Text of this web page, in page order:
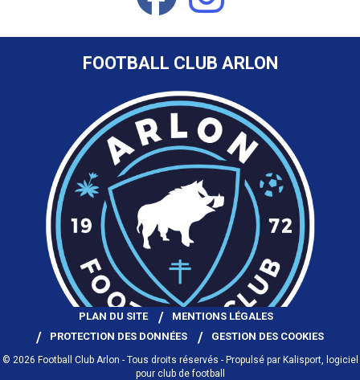
FOOTBALL CLUB ARLON
PLAN DU SITE
MENTIONS LÉGALES
PROTECTION DES DONNÉES
GESTION DES COOKIES
© 2026 Football Club Arlon - Tous droits réservés - Propulsé par Kalisport, logiciel
pour club de football